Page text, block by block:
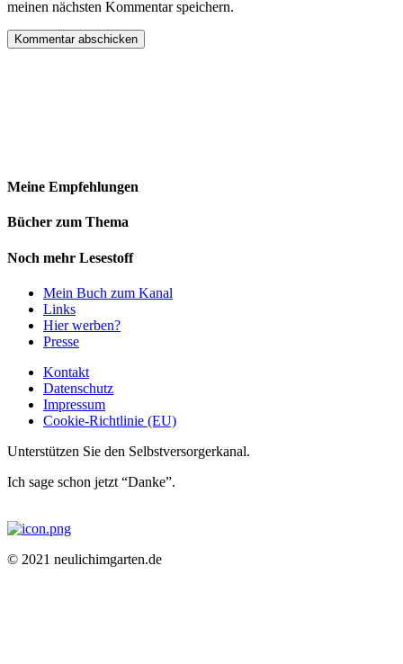
meinen nächsten Kommentar speichern.
Meine Empfehlungen
Bücher zum Thema
Noch mehr Lesestoff
Mein Buch zum Kanal
Links
Hier werben?
Presse
Kontakt
Datenschutz
Impressum
Cookie-Richtlinie (EU)
Unterstützen Sie den Selbstversorgerkanal.
Ich sage schon jetzt “Danke”.
© 2021 neulichimgarten.de